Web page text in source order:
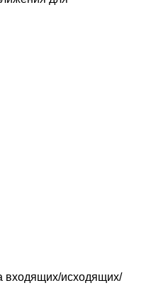
входящих/исходящих/